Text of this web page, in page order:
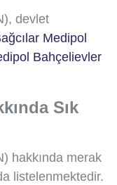
devlet
Medipol
Bahçelievler
Sık
hakkında merak
listelenmektedir.